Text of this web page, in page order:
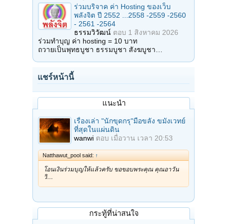
ร่วมบริจาค ค่า Hosting ของเว็บ
พลังจิต ปี 2552 ...2558 -2559 -2560
- 2561 -2564
ธรรมวิวัฒน์ ตอบ 1 สิงหาคม 2026
ร่วมทำบุญ ค่า hosting = 10 บาท
ถวายเป็นพุทธบูชา ธรรมบูชา สังฆบูชา…
แชร์หน้านี้
แนะนำ
เรื่องเล่า "นักขุดกรุ"มือขลัง ขมังเวทย์
ที่สุดในแผ่นดิน
wanwi ตอบ เมื่อวาน เวลา 20:53
Natthawut_pool said: ↑
โอนเงินร่วมบุญให้แล้วครับ ขอขอบพระคุณ คุณอาวัน
วิ…
กระทู้ที่น่าสนใจ